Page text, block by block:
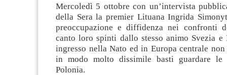
Mercoledì 5 ottobre con un’intervista
della Sera la premier Lituana Ingrida
preoccupazione e diffidenza nei confronti
canto loro spinti dallo stesso animo Svezia e
ingresso nella Nato ed in Europa centrale
in modo molto dissimile basti guardare le
Polonia.